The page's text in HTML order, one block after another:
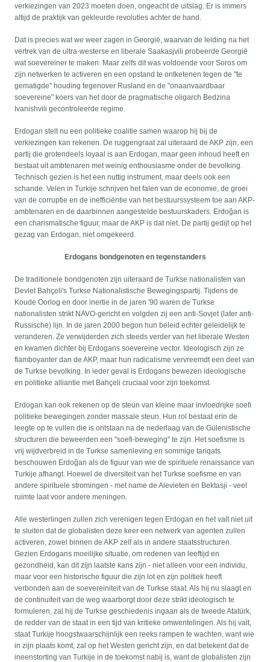
verkiezingen van 2023 moeten doen, ongeacht de uitslag. Er is immers
altijd de praktijk van gekleurde revoluties achter de hand.
Dat is precies wat we weer zagen in Georgië, waarvan de leiding na het
vertrek van de ultra-westerse en liberale Saakasjvili probeerde Georgië
wat soevereiner te maken. Maar zelfs dit was voldoende voor Soros om
zijn netwerken te activeren en een opstand te ontketenen tegen de "te
gematigde" houding tegenover Rusland en de "onaanvaardbaar
soevereine" koers van het door de pragmatische oligarch Bedzina
Ivanishvili gecontroleerde regime.
Erdogan stelt nu een politieke coalitie samen waarop hij bij de
verkiezingen kan rekenen. De ruggengraat zal uiteraard de AKP zijn, een
partij die grotendeels loyaal is aan Erdogan, maar geen inhoud heeft en
bestaat uit ambtenaren met weinig enthousiasme onder de bevolking.
Technisch gezien is het een nuttig instrument, maar deels ook een
schande. Velen in Turkije schrijven het falen van de economie, de groei
van de corruptie en de inefficiëntie van het bestuurssysteem toe aan AKP-
ambtenaren en de daarbinnen aangestelde bestuurskaders. Erdoğan is
een charismatische figuur, maar de AKP is dat niet. De partij gedijt op het
gezag van Erdogan, niet omgekeerd.
Erdogans bondgenoten en tegenstanders
De traditionele bondgenoten zijn uiteraard de Turkse nationalisten van
Devlet Bahçeli's Turkse Nationalistische Bewegingspartij. Tijdens de
Koude Oorlog en door inertie in de jaren '90 waren de Turkse
nationalisten strikt NAVO-gericht en volgden zij een anti-Sovjet (later anti-
Russische) lijn. In de jaren 2000 begon hun beleid echter geleidelijk te
veranderen. Ze verwijderden zich steeds verder van het liberale Westen
en kwamen dichter bij Erdogans soevereine vector. Ideologisch zijn ze
flamboyanter dan de AKP, maar hun radicalisme vervreemdt een deel van
de Turkse bevolking. In ieder geval is Erdogans bewezen ideologische
en politieke alliantie met Bahçeli cruciaal voor zijn toekomst.
Erdogan kan ook rekenen op de steun van kleine maar invloedrijke soefi
politieke bewegingen zonder massale steun. Hun rol bestaat erin de
leegte op te vullen die is ontstaan na de nederlaag van de Gülenistische
structuren die beweerden een "soefi-beweging" te zijn. Het soefisme is
vrij wijdverbreid in de Turkse samenleving en sommige tariqats
beschouwen Erdoğan als de figuur van wie de spirituele renaissance van
Turkije afhangt. Hoewel de diversiteit van het Turkse soefisme en van
andere spirituele stromingen - met name de Alevieten en Bektasji - veel
ruimte laat voor andere meningen.
Alle westerlingen zullen zich verenigen tegen Erdogan en het valt niet uit
te sluiten dat de globalisten deze keer een netwerk van agenten zullen
activeren, zowel binnen de AKP zelf als in andere staatsstructuren.
Gezien Erdogans moeilijke situatie, om redenen van leeftijd en
gezondheid, kan dit zijn laatste kans zijn - niet alleen voor een individu,
maar voor een historische figuur die zijn lot en zijn politiek heeft
verbonden aan de soevereiniteit van de Turkse staat. Als hij nu slaagt en
de continuïteit van de weg waarborgt door deze strikt ideologisch te
formuleren, zal hij de Turkse geschiedenis ingaan als de tweede Atatürk,
de redder van de staat in een tijd van kritieke omwentelingen. Als hij valt,
staat Turkije hoogstwaarschijnlijk een reeks rampen te wachten, want wie
in zijn plaats komt, zal op het Westen gericht zijn, en dat betekent dat de
ineenstorting van Turkije in de toekomst nabij is, want de globalisten zijn